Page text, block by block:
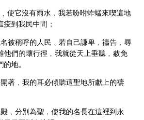
使它沒有雨水﹐我若吩咐蚱蜢來喫這地
到我民中間；
被稱呼的人民﹑若自己謙卑﹐禱告﹐尋
他們的壞行徑﹐我就從天上垂聽﹐赦免
地。
著﹐我的耳必傾聽這聖地所獻上的禱
﹐分別為聖﹐使我的名長在這裡到永